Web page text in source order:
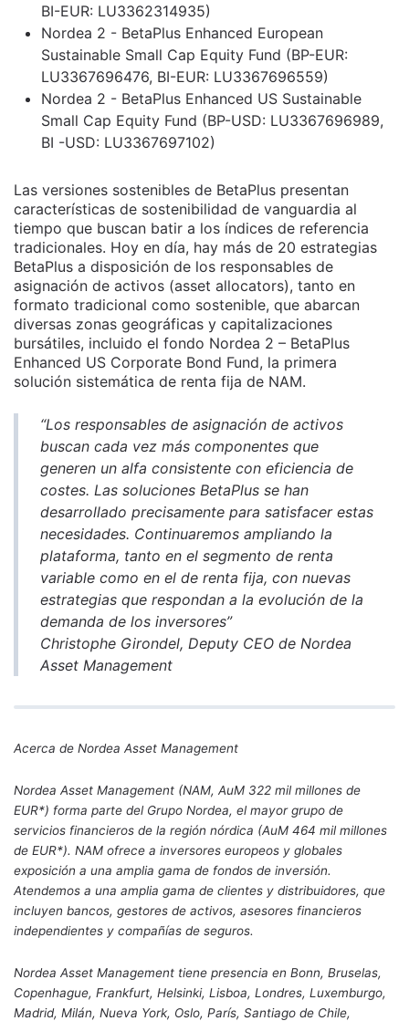
BI-EUR: LU3362314935)
Nordea 2 - BetaPlus Enhanced European
Sustainable Small Cap Equity Fund (BP-EUR:
LU3367696476, BI-EUR: LU3367696559)
Nordea 2 - BetaPlus Enhanced US Sustainable
Small Cap Equity Fund (BP-USD: LU3367696989,
BI -USD: LU3367697102)
Las versiones sostenibles de BetaPlus presentan
características de sostenibilidad de vanguardia al
tiempo que buscan batir a los índices de referencia
tradicionales. Hoy en día, hay más de 20 estrategias
BetaPlus a disposición de los responsables de
asignación de activos (asset allocators), tanto en
formato tradicional como sostenible, que abarcan
diversas zonas geográficas y capitalizaciones
bursátiles, incluido el fondo Nordea 2 – BetaPlus
Enhanced US Corporate Bond Fund, la primera
solución sistemática de renta fija de NAM.
“Los responsables de asignación de activos
buscan cada vez más componentes que
generen un alfa consistente con eficiencia de
costes. Las soluciones BetaPlus se han
desarrollado precisamente para satisfacer estas
necesidades. Continuaremos ampliando la
plataforma, tanto en el segmento de renta
variable como en el de renta fija, con nuevas
estrategias que respondan a la evolución de la
demanda de los inversores”
Christophe Girondel, Deputy CEO de Nordea
Asset Management
Acerca de Nordea Asset Management
Nordea Asset Management (NAM, AuM 322 mil millones de
EUR*) forma parte del Grupo Nordea, el mayor grupo de
servicios financieros de la región nórdica (AuM 464 mil millones
de EUR*). NAM ofrece a inversores europeos y globales
exposición a una amplia gama de fondos de inversión.
Atendemos a una amplia gama de clientes y distribuidores, que
incluyen bancos, gestores de activos, asesores financieros
independientes y compañías de seguros.
Nordea Asset Management tiene presencia en Bonn, Bruselas,
Copenhague, Frankfurt, Helsinki, Lisboa, Londres, Luxemburgo,
Madrid, Milán, Nueva York, Oslo, París, Santiago de Chile,